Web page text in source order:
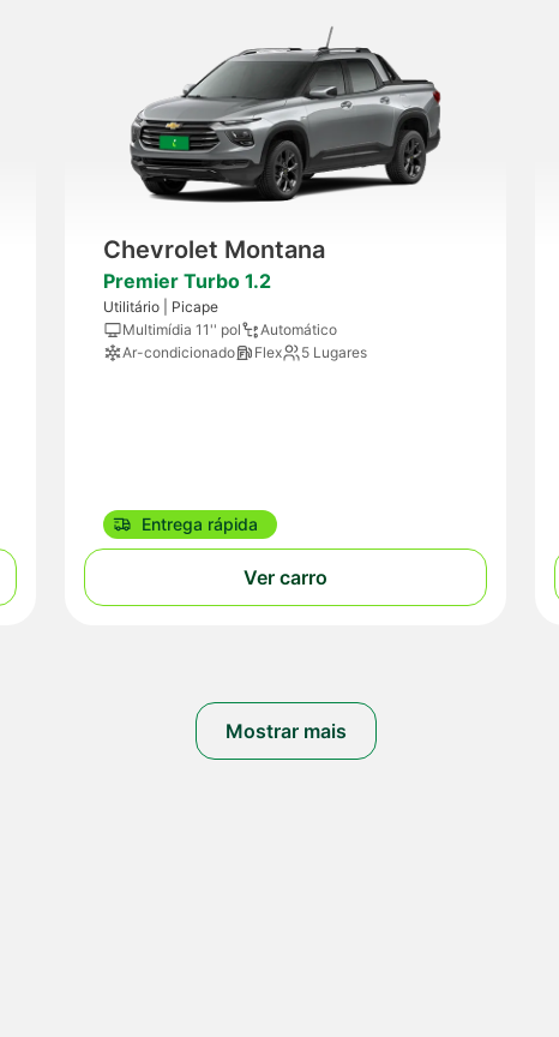
Chevrolet Montana
Premier Turbo 1.2
Utilitário | Picape
Multimídia 11'' pol
Automático
Ar-condicionado
Flex 5 Lugares
Entrega rápida
Ver carro
Mostrar mais